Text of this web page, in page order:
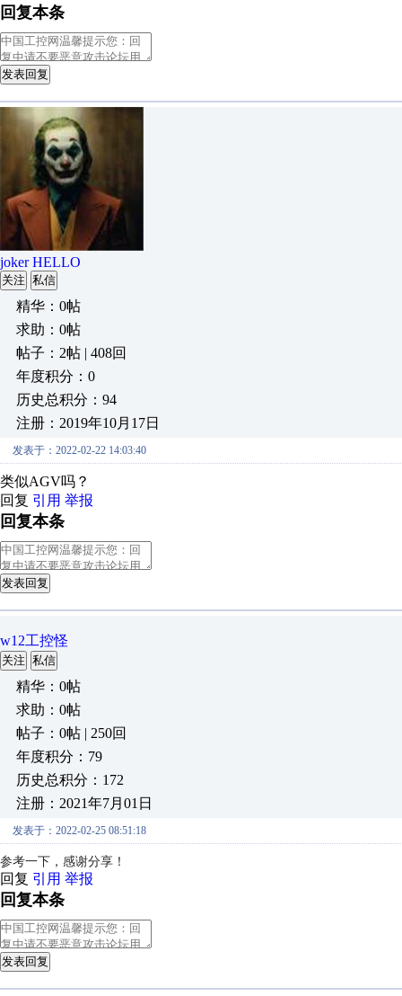
回复本条
发表回复
joker HELLO
关注 私信
精华：0帖
求助：0帖
帖子：2帖 | 408回
年度积分：0
历史总积分：94
注册：2019年10月17日
发表于：2022-02-22 14:03:40
类似AGV吗？
回复 引用 举报
回复本条
发表回复
w12工控怪
关注 私信
精华：0帖
求助：0帖
帖子：0帖 | 250回
年度积分：79
历史总积分：172
注册：2021年7月01日
发表于：2022-02-25 08:51:18
参考一下，感谢分享！
回复 引用 举报
回复本条
发表回复